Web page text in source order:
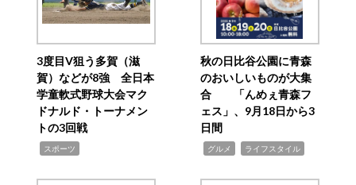
3度目V狙う多賀（滋
賀）などが8強 全日本
学童軟式野球大会マク
ドナルド・トーナメン
トの3回戦
スポーツ
秋の日比谷公園に青森
のおいしいものが大集
合 「んめぇ青森フ
ェス」、9月18日から3
日間
グルメ ライフスタイル